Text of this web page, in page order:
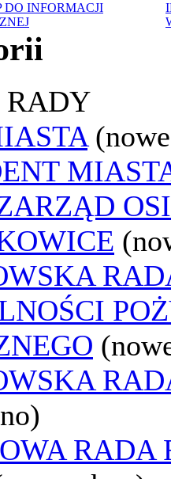
DO INFORMACJI
RADY
RADA